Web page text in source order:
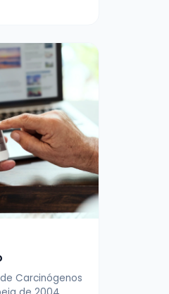
Carcinógenos